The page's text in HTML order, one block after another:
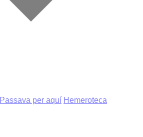
Passava per aquí Hemeroteca